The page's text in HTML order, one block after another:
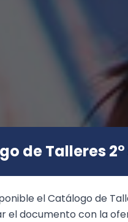
de Talleres
el Catálogo de
el documento con la